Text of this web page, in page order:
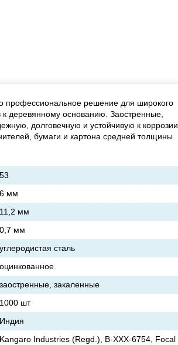
профессиональное решение для широкого
деревянному основанию. Заостренные,
долговечную и устойчивую к коррозии
бумаги и картона средней толщины.
53
6 мм
11,2 мм
0,7 мм
углеродистая сталь
оцинкованное
заостренные, закаленные
1000 шт
Индия
Kangaro Industries (Regd.), B-XXX-6754, Focal